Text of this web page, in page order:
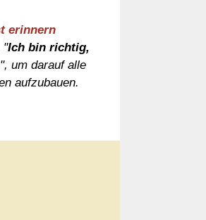
erinnern
"Ich bin richtig,
", um darauf alle
aufzubauen.